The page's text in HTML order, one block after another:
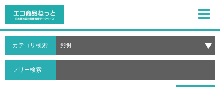
カテゴリ検索
フリー検索